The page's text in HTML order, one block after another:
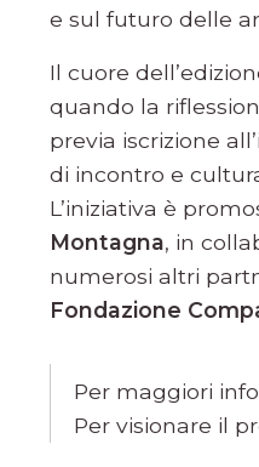
e sul futuro delle
Il cuore
quando la
previa iscrizione
di incontro e
L’iniziativa è
Montagna, in
numerosi altri
Fondazione
Per maggiori
Per visionare il